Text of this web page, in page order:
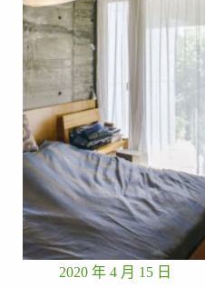
2020 年 4 月 15 日